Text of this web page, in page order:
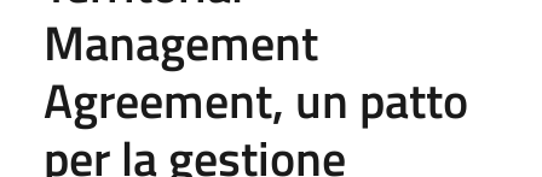
Management
Agreement, un patto
per la gestione